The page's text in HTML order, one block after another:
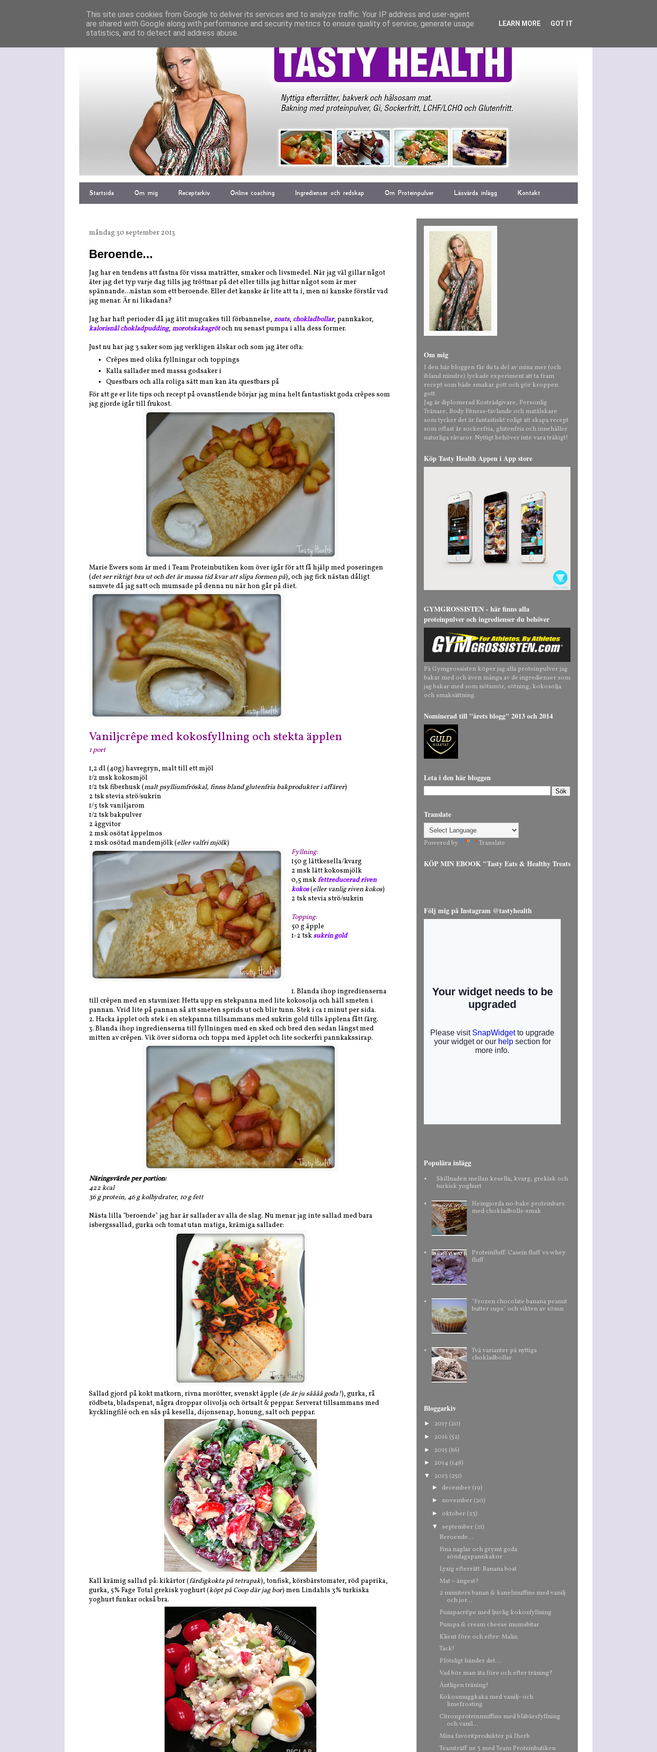
Startsida Om mig Receptarkiv Online coaching Ingredienser och redskap Om Proteinpulver Läsvärda inlägg Kontakt
måndag 30 september 2013
Beroende...
Jag har en tendens att fastna för vissa maträtter, smaker och livsmedel. När jag väl gillar något
äter jag det typ varje dag tills jag tröttnar på det eller tills jag hittar något som är mer
spännande...nästan som ett beroende. Eller det kanske är lite att ta i, men ni kanske förstår vad
jag menar. Är ni likadana?
Jag har haft perioder då jag ätit mugcakes till förbannelse, zoats, chokladbollar, pannkakor,
kalorisnål chokladpudding, morotskakagrötoch nu senast pumpa i alla dess former.
Just nu har jag 3 saker som jag verkligen älskar och som jag äter ofta:
Crêpes med olika fyllningar och toppings
Kalla sallader med massa godsaker i
Questbars och alla roliga sätt man kan äta questbars på
För att ge er lite tips och recept på ovanstående börjar jag mina helt fantastiskt goda crêpes som
jag gjorde igår till frukost.
Marie Ewers som är med i Team Proteinbutiken kom över igår för att få hjälp med poseringen
(det ser riktigt bra ut och det är massa tid kvar att slipa formen på), och jag fick nästan dåligt
samvete då jag satt och mumsade på denna nu när hon går på diet.
Vaniljcrêpe med kokosfyllning och stekta äpplen
1 port
1,2 dl (40g) havregryn, malt till ett mjöl
1/2 msk kokosmjöl
1/2 tsk fiberhusk (malt psylliumfröskal, finns bland glutenfria bakprodukter i affärer)
2 tsk stevia strö/sukrin
1/3 tsk vaniljarom
1/2 tsk bakpulver
2 äggvitor
2 msk osötat äppelmos
2 msk osötad mandemjölk (eller valfri mjölk)
Fyllning:
150 g lättkesella/kvarg
2 msk lätt kokosmjölk
0,5 mskfettreducerad riven
kokos(eller vanlig riven kokos)
2 tsk stevia strö/sukrin
Topping:
50 g äpple
1-2 tsksukrin gold
1. Blanda ihop ingredienserna
till crêpen med en stavmixer. Hetta upp en stekpanna med lite kokosolja och häll smeten i
pannan. Vrid lite på pannan så att smeten sprids ut och blir tunn. Stek i ca 1 minut per sida.
2. Hacka äpplet och stek i en stekpanna tillsammans med sukrin gold tills äpplena fått färg.
3. Blanda ihop ingredienserna till fyllningen med en sked och bred den sedan längst med
mitten av crêpen. Vik över sidorna och toppa med äpplet och lite sockerfri pannkakssirap.
Näringsvärde per portion:
422 kcal
36 g protein, 46 g kolhydrater, 10 g fett
Nästa lilla "beroende" jag har är sallader av alla de slag. Nu menar jag inte sallad med bara
isbergssallad, gurka och tomat utan matiga, krämiga sallader:
Sallad gjord på kokt matkorn, rivna morötter, svenskt äpple (de är ju såååå goda!), gurka, rå
rödbeta, bladspenat, några droppar olivolja och örtsalt & peppar. Serverat tillsammans med
kycklingfilé och en sås på kesella, dijonsenap, honung, salt och peppar.
Kall krämig sallad på: kikärtor (färdigkokta på tetrapak), tonfisk, körsbärstomater, röd paprika,
gurka, 5% Fage Total grekisk yoghurt (köpt på Coop där jag bor) men Lindahls 3% turkiska
yoghurt funkar också bra.
Om mig
I den här bloggen får du ta del av mina mer (och
ibland mindre) lyckade experiment att ta fram
recept som både smakar gott och gör kroppen
gott.
Jag är diplomerad Kostrådgivare, Personlig
Tränare, Body Fitness-tävlande och matälskare
som tycker det är fantastiskt roligt att skapa recept
som oftast är sockerfria, glutenfria och innehåller
naturliga råvaror. Nyttigt behöver inte vara tråkigt!
Köp Tasty Health Appen i App store
GYMGROSSISTEN - här finns alla
proteinpulver och ingredienser du behöver
På Gymgrossisten köper jag alla proteinpulver jag
bakar med och även många av de ingredienser som
jag bakar med som nötsmör, sötning, kokosolja
och smaksättning.
Nominerad till "årets blogg" 2013 och 2014
Leta i den här bloggen
Translate
Powered by Translate
KÖP MIN EBOOK "Tasty Eats & Healthy Treats
Följ mig på Instagram @tastyhealth
Populära inlägg
Skillnaden mellan kesella, kvarg, grekisk och
turkisk yoghurt
Hemgjorda no-bake proteinbars
med chokladbolls-smak
Proteinfluff: Casein fluff vs whey
fluff
"Frozen chocolate banana peanut
butter cups" och vikten av sömn
Två varianter på nyttiga
chokladbollar
Bloggarkiv
► 2017 (20)
► 2016 (52)
► 2015 (86)
► 2014 (148)
▼ 2013 (251)
► december (19)
► november (20)
► oktober (23)
▼ september (21)
Beroende...
Fina naglar och grymt goda
söndagspannkakor
Lyxig efterrätt: Banana boat
Mat = ångest?
2 minuters banan & kanelmuffins med vanilj
och jor...
Pumpacrêpe med ljuvlig kokosfyllning
Pumpa & cream cheese mumsbitar
Klient före och efter: Malin
Tack!
Plötsligt händer det....
Vad bör man äta före och efter träning?
Äntligen träning!
Kokosmuggkaka med vanilj- och
limefrosting
Citronproteinmuffins med blåbärsfyllning
och vanil...
Mina favoritprodukter på Iherb
Teamträff nr 3 med Team Proteinbutiken
This site uses cookies from Google to deliver its services and to analyze traffic. Your IP address and user-agent
are shared with Google along with performance and security metrics to ensure quality of service, generate usage
statistics, and to detect and address abuse.
LEARN MORE GOT IT